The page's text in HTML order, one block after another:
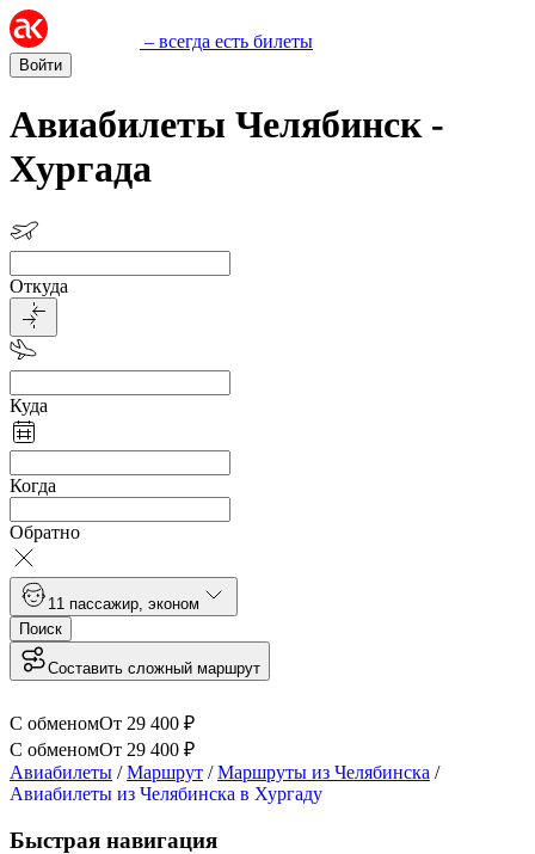
– всегда есть билеты
Войти
Авиабилеты Челябинск -
Хургада
Откуда
Куда
Когда
Обратно
1 1 пассажир эконом
Поиск
Составить сложный маршрут
С обменомОт 29 400 ₽
С обменомОт 29 400 ₽
Авиабилеты /Маршрут /Маршруты из Челябинска /
Авиабилеты из Челябинска в Хургаду
Быстрая навигация